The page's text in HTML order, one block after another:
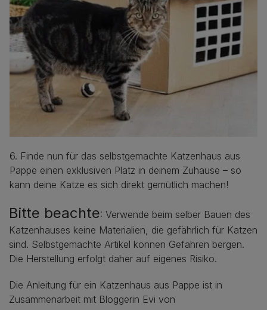
6. Finde nun für das selbstgemachte Katzenhaus aus
Pappe einen exklusiven Platz in deinem Zuhause – so
kann deine Katze es sich direkt gemütlich machen!
Bitte beachte: Verwende beim selber Bauen des
Katzenhauses keine Materialien, die gefährlich für Katzen
sind. Selbstgemachte Artikel können Gefahren bergen.
Die Herstellung erfolgt daher auf eigenes Risiko.
Die Anleitung für ein Katzenhaus aus Pappe ist in
Zusammenarbeit mit Bloggerin Evi von